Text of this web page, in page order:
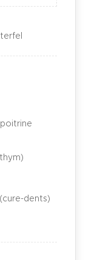
dents)